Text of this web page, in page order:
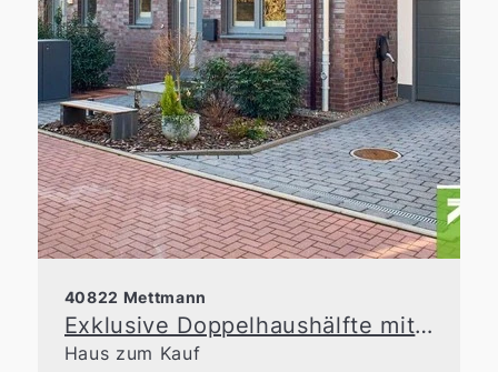
40822 Mettmann
Exklusive Doppelhaushälfte mit großzügiger Raumaufteilung in Top-Lage von Metzkausen
Haus zum Kauf